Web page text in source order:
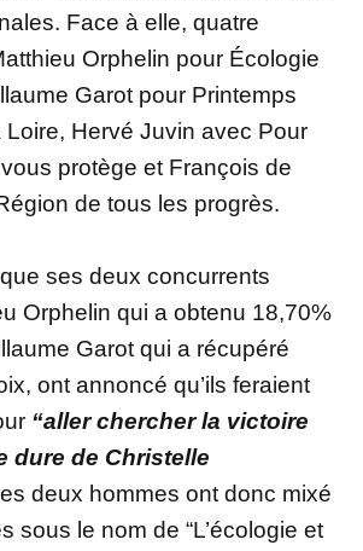
Face à elle, quatre
Orphelin pour Écologie
Garot pour Printemps
Hervé Juvin avec Pour
protège et François de
de tous les progrès.
ses deux concurrents
Orphelin qui a obtenu 18,70%
Garot qui a récupéré
ont annoncé qu’ils feraient
“aller chercher la victoire
dure de Christelle
deux hommes ont donc mixé
sous le nom de “L’écologie et